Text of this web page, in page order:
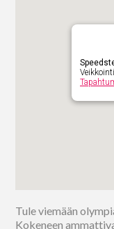
Tule viemään
Kokeneen